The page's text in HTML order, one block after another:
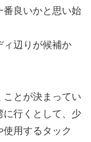
番良いかと思い始
ィ辺りが候補か
ことが決まってい
に行くとして、少
用するタック